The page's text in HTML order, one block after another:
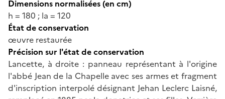
Dimensions normalisées (en cm)
h = 180 ; la = 120
État de conservation
œuvre restaurée
Précision sur l'état de conservation
Lancette, à droite : panneau représentant à l'origine
l'abbé Jean de la Chapelle avec ses armes et fragment
d'inscription interpolé désignant Jehan Leclerc Laisné,